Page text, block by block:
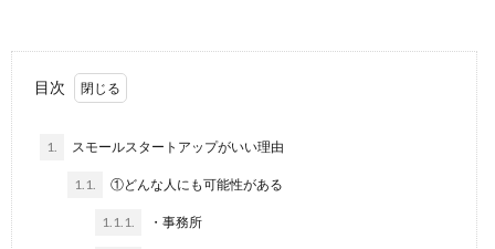
い
目次
1. スモールスタートアップがいい理由
1.1. ①どんな人にも可能性がある
1.1.1. ・事務所